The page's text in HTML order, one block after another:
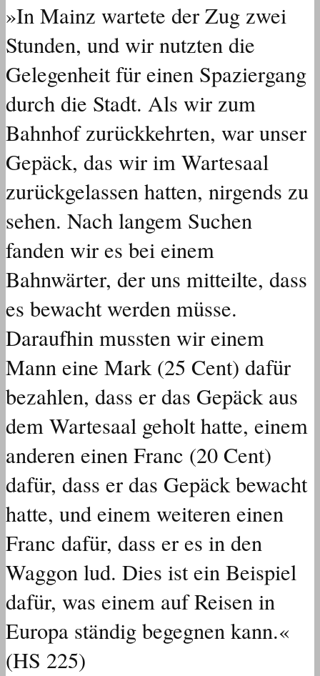
»In Mainz wartete der Zug zwei
Stunden, und wir nutzten die
Gelegenheit für einen Spaziergang
durch die Stadt. Als wir zum
Bahnhof zurückkehrten, war unser
Gepäck, das wir im Wartesaal
zurückgelassen hatten, nirgends zu
sehen. Nach langem Suchen
fanden wir es bei einem
Bahnwärter, der uns mitteilte, dass
es bewacht werden müsse.
Daraufhin mussten wir einem
Mann eine Mark (25 Cent) dafür
bezahlen, dass er das Gepäck aus
dem Wartesaal geholt hatte, einem
anderen einen Franc (20 Cent)
dafür, dass er das Gepäck bewacht
hatte, und einem weiteren einen
Franc dafür, dass er es in den
Waggon lud. Dies ist ein Beispiel
dafür, was einem auf Reisen in
Europa ständig begegnen kann.«
(HS 225)